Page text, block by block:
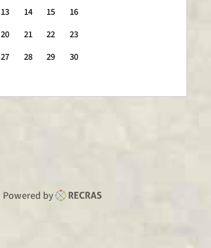
13 14 15
16
20 21 22
23
27 28 29
30
Powered by